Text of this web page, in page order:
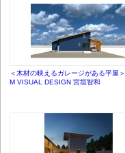
＜木材の映えるガレージがある平屋＞
M VISUAL DESIGN 宮垣智和